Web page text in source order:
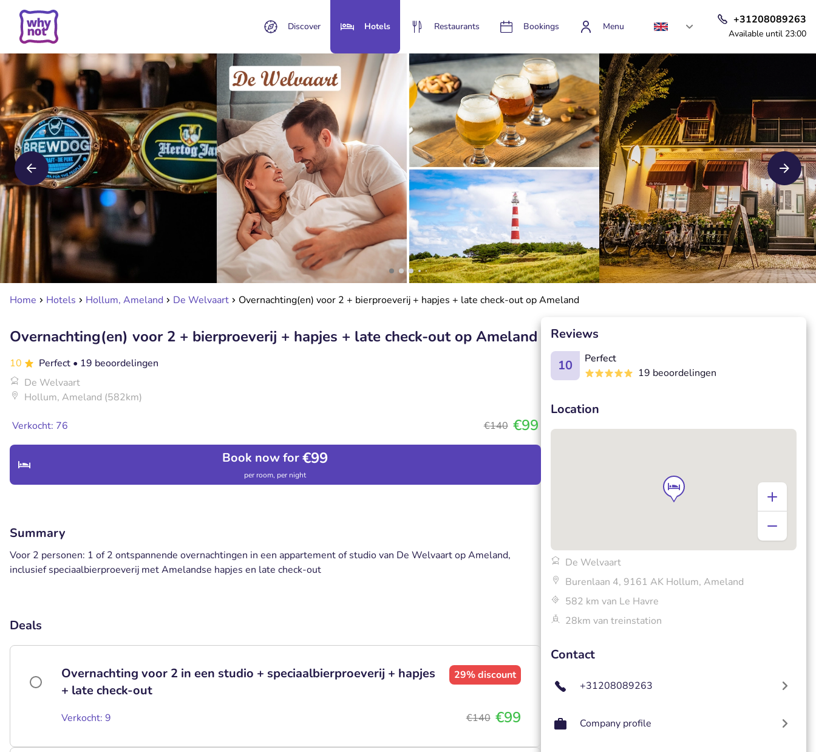
Discover Hotels Restaurants Bookings Menu
+31208089263
Available until 23:00
Home Hotels Hollum, Ameland De Welvaart Overnachting(en) voor 2 + bierproeverij + hapjes + late check-out op Ameland
Overnachting(en) voor 2 + bierproeverij + hapjes + late check-out op Ameland
10 Perfect • 19 beoordelingen
De Welvaart
Hollum, Ameland (582km)
Verkocht: 76 €140 €99
Book now for€99
per room, per night
Summary
Voor 2 personen: 1 of 2 ontspannende overnachtingen in een appartement of studio van De Welvaart op Ameland,
inclusief speciaalbierproeverij met Amelandse hapjes en late check-out
Deals
Overnachting voor 2 in een studio + speciaalbierproeverij + hapjes
+ late check-out
29%discount
Verkocht: 9 €140 €99
Reviews
10
Perfect
19 beoordelingen
Location
De Welvaart
Burenlaan 4, 9161 AK Hollum, Ameland
582 km van Le Havre
28km van treinstation
Contact
+31208089263
Company profile